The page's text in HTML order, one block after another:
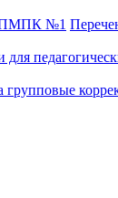
ПМПК №1
для
групповые